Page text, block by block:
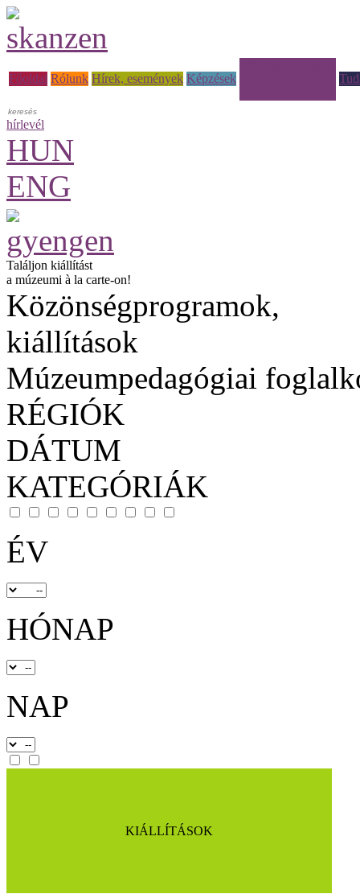
Főoldal Rólunk Hírek, események Képzések
hírlevél
HUN
ENG
Találjon kiállítást
a múzeumi à la carte-on!
Közönségprogramok,
kiállítások
Múzeumpedagógiai
RÉGIÓK
DÁTUM
KATEGÓRIÁK
ÉV
HÓNAP
NAP
KIÁLLÍTÁSOK